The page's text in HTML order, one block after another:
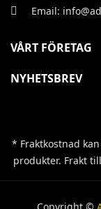
Email:
VÅRT FÖRETAG
NYHETSBREV
* Fraktkostnad
produkter. Frakt